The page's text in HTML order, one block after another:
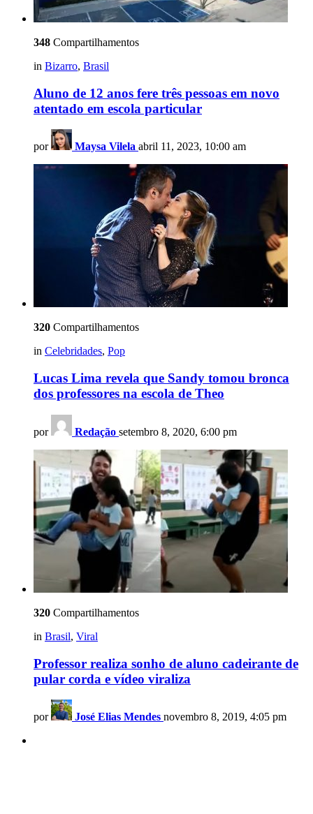
348 Compartilhamentos
in Bizarro, Brasil
Aluno de 12 anos fere três pessoas em novo
atentado em escola particular
por Maysa Vilela abril 11, 2023, 10:00 am
320 Compartilhamentos
in Celebridades, Pop
Lucas Lima revela que Sandy tomou bronca
dos professores na escola de Theo
por Redação setembro 8, 2020, 6:00 pm
320 Compartilhamentos
in Brasil, Viral
Professor realiza sonho de aluno cadeirante de
pular corda e vídeo viraliza
por José Elias Mendes novembro 8, 2019, 4:05 pm